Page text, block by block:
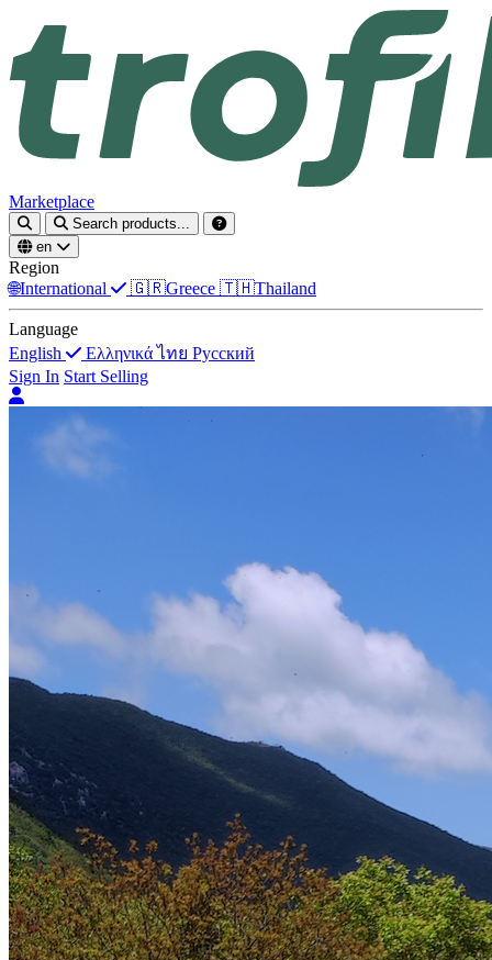
Marketplace
Search products...
en
Region
🌐International 🇬🇷Greece 🇹🇭Thailand
Language
English
Ελληνικά ไทย Русский
Sign In Start Selling